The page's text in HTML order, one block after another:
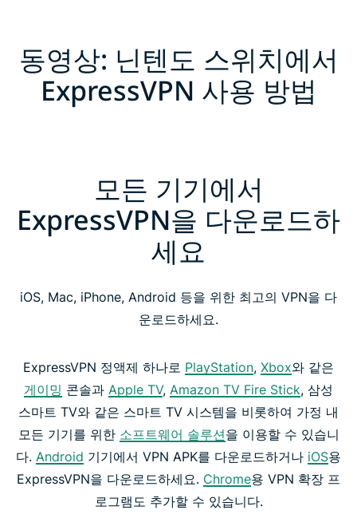
동영상: 닌텐도 스위치에서
ExpressVPN 사용 방법
모든 기기에서
ExpressVPN을 다운로드하
세요
iOS, Mac, iPhone, Android 등을 위한 최고의 VPN을 다
운로드하세요.
ExpressVPN 정액제 하나로 PlayStation, Xbox와 같은
게이밍 콘솔과 Apple TV, Amazon TV Fire Stick, 삼성
스마트 TV와 같은 스마트 TV 시스템을 비롯하여 가정 내
모든 기기를 위한 소프트웨어 솔루션을 이용할 수 있습니
다. Android 기기에서 VPN APK를 다운로드하거나 iOS용
ExpressVPN을 다운로드하세요. Chrome용 VPN 확장 프
로그램도 추가할 수 있습니다.